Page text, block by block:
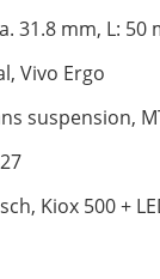
31.8 mm, L: 50
Vivo Ergo
suspension,
Kiox 500 +